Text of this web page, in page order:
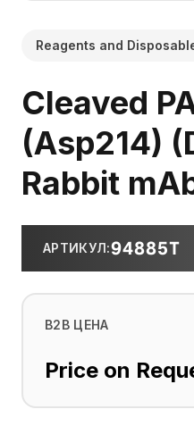
Reagents and
Cleaved
(Asp214)
Rabbit
АРТИКУЛ:94885T
B2B ЦЕНА
Price on